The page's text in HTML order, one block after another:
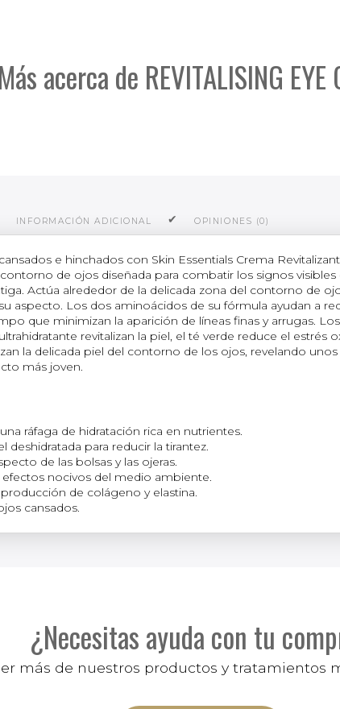
Más acerca de REVITALISING EYE
INFORMACIÓN ADICIONAL OPINIONES (0)
e hinchados con Skin Essentials Crema
de ojos diseñada para combatir los signos visibles
Actúa alrededor de la delicada zona del contorno de
aspecto. Los dos aminoácidos de su fórmula ayudan a
que minimizan la aparición de líneas finas y arrugas.
revitalizan la piel, el té verde reduce el estrés
la delicada piel del contorno de los ojos, revelando unos
más joven.
ráfaga de hidratación rica en nutrientes.
deshidratada para reducir la tirantez.
de las bolsas y las ojeras.
efectos nocivos del medio ambiente.
de colágeno y elastina.
cansados.
¿Necesitas ayuda con tu
más de nuestros productos y tratamientos